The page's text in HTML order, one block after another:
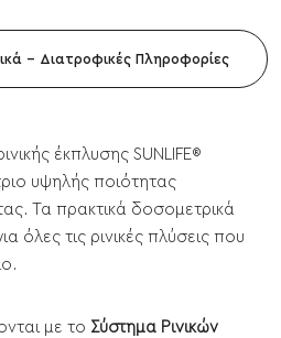
- Διατροφικές Πληροφορίες
έκπλυσης SUNLIFE®
υψηλής ποιότητας
Τα πρακτικά δοσομετρικά
όλες τις ρινικές πλύσεις που
με το Σύστημα Ρινικών